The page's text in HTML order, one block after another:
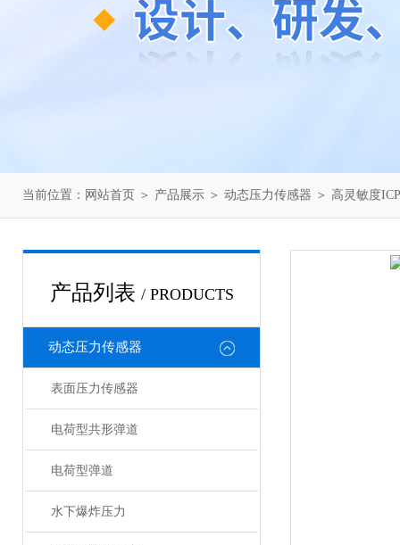
当前位置： 网站首页 ＞ 产品展示 ＞ 动态压力传感器 ＞ 高灵敏度
产品列表 / PRODUCTS
动态压力传感器
表面压力传感器
电荷型共形弹道
电荷型弹道
水下爆炸压力